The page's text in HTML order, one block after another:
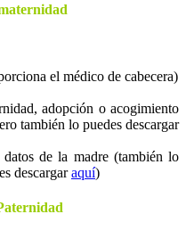
el médico de cabecera)
adopción o acogimiento
también lo puedes descargar
de la madre (también lo
descargaraquí)